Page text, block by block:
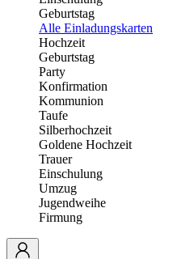
Geburtstag
Alle Einladungskarten
Hochzeit
Geburtstag
Party
Konfirmation
Kommunion
Taufe
Silberhochzeit
Goldene Hochzeit
Trauer
Einschulung
Umzug
Jugendweihe
Firmung